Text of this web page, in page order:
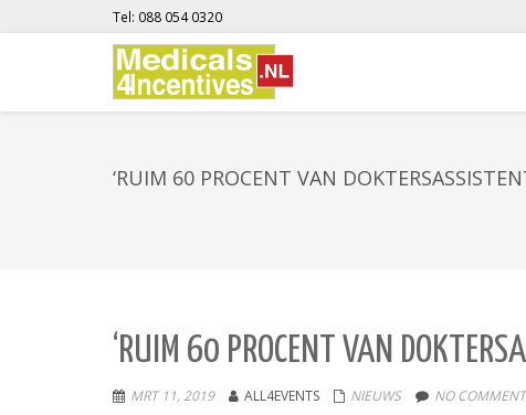
Tel: 088 054 0320
‘RUIM 60 PROCENT VAN
‘RUIM 60 PROCENT VAN
MRT 11, 2019 ALL4EVENTS NIEUWS NO